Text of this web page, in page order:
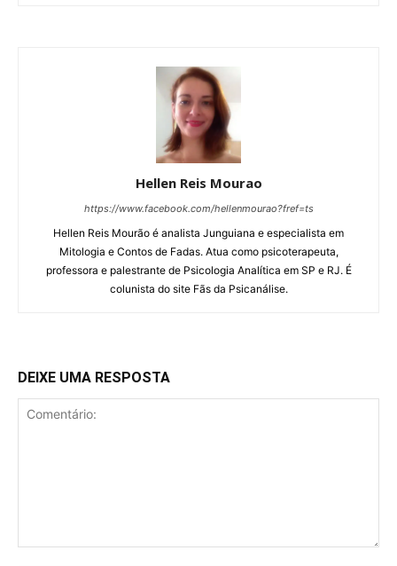
Hellen Reis Mourao
https://www.facebook.com/hellenmourao?fref=ts
Hellen Reis Mourão é analista Junguiana e especialista em
Mitologia e Contos de Fadas. Atua como psicoterapeuta,
professora e palestrante de Psicologia Analítica em SP e RJ. É
colunista do site Fãs da Psicanálise.
DEIXE UMA RESPOSTA